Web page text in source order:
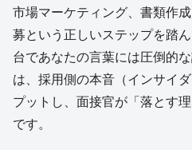
市場マーケティング、書類作
募という正しいステップを踏
台であなたの言葉には圧倒的
は、採用側の本音（インサイ
プットし、面接官が「落とす
です。